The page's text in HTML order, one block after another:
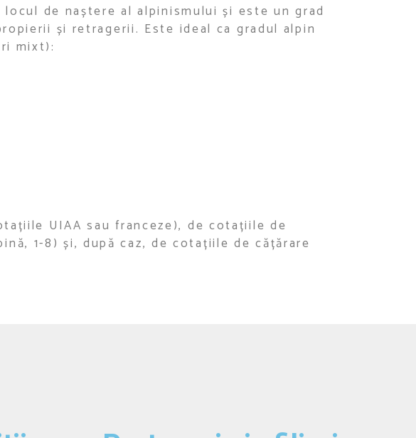
de naștere al alpinismului și este un grad
și retragerii. Este ideal ca gradul alpin
mixt):
UIAA sau franceze), de cotațiile de
1-8) și, după caz, de cotațiile de cățărare